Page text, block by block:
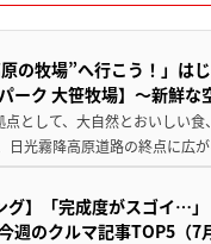
原の牧場”へ行こう！」は
パーク 大笹牧場】～新鮮
として、大自然とおいしい
日光霧降高原道路の終点に広
グ】「完成度がスゴイ…
週のクルマ記事TOP5（7